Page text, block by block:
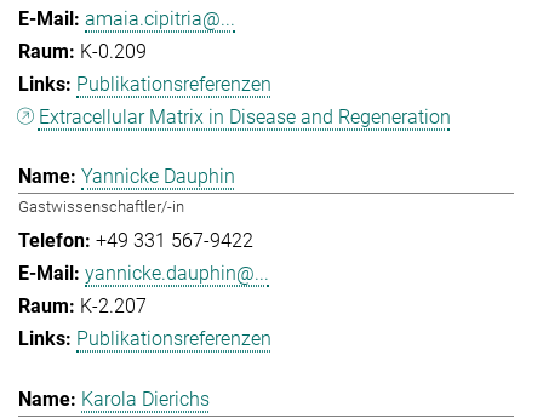
amaia.cipitria@...
K-0.209
Publikationsreferenzen
Extracellular Matrix in Disease and Regeneration
Yannicke Dauphin
Gastwissenschaftler/-in
+49 331 567-9422
yannicke.dauphin@...
K-2.207
Publikationsreferenzen
Karola Dierichs